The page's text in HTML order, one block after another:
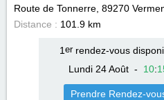
Route de Tonnerre, 89270
Distance : 101.9 km
1 errendez-vous
Lundi 24 Août - 10:
Prendre Rendez-